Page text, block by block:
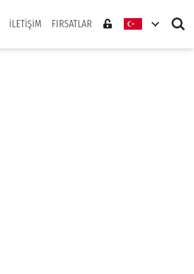
İLETIŞIM FIRSATLAR Search